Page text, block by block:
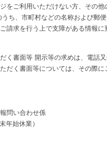
をご利用いただけない方、その
ち、市町村などの名称および郵
請求を行う上で支障がある情報
く書面等 開示等の求めは、電話
だく書面等については、その際に
問い合わせ係
年始休業）